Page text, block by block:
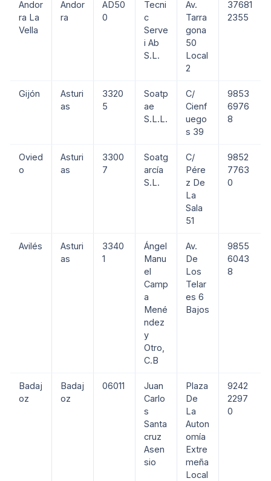
Andor
ra La
Vella
Andor
ra
AD50
0
Tecni
c
Serve
i Ab
S.L.
Av.
Tarra
gona
50
Local
2
37681
2355
Gijón
Asturi
as
3320
5
Soatp
ae
S.L.L.
C/
Cienf
uego
s 39
9853
6976
8
Ovied
o
Asturi
as
3300
7
Soatg
arcía
S.L.
C/
Pére
z De
La
Sala
51
9852
7763
0
Avilés
Asturi
as
3340
1
Ángel
Manu
el
Camp
a
Mené
ndez
y
Otro,
C.B
Av.
De
Los
Telar
es 6
Bajos
9855
6043
8
Badaj
oz
Badaj
oz
06011
Juan
Carlo
s
Santa
cruz
Asen
sio
Plaza
De
La
Auton
omía
Extre
meña
Local
9242
2297
0